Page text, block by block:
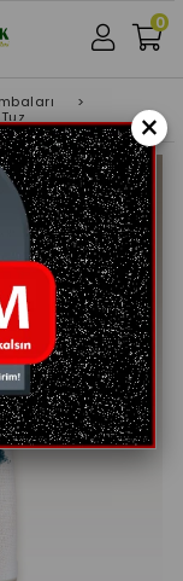
0
>
×